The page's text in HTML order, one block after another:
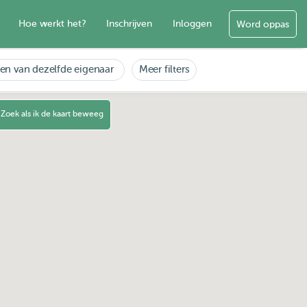
Hoe werkt het? Inschrijven Inloggen Word oppas
van dezelfde eigenaar Meer filters
Zoek als ik de kaart beweeg